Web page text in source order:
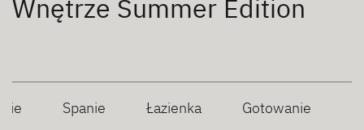
Wnętrze Summer Edition
Spanie Łazienka Gotowanie